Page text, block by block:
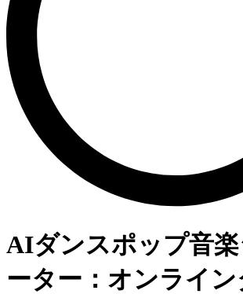
AIダンスポップ音
ーター：オンライ